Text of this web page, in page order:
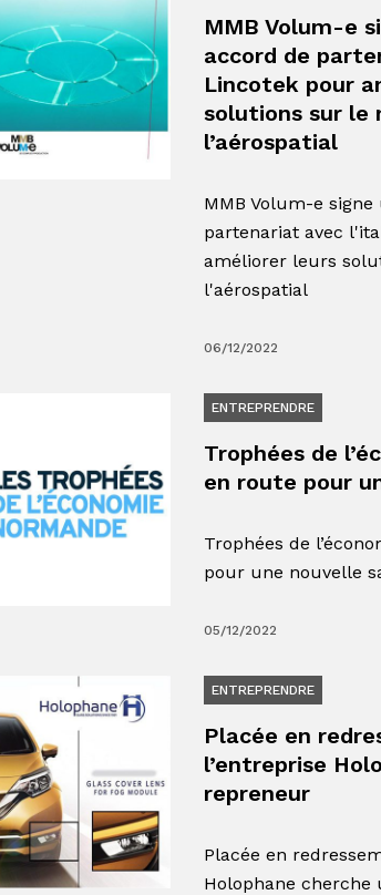
MMB Volum-e
accord de
Lincotek pour
solutions sur le
l’aérospatial
MMB Volum-e
partenariat avec
améliorer leurs
l'aérospatial
06/12/2022
ENTREPRENDRE
Trophées de
en route pour
Trophées de
pour une nouvelle
05/12/2022
ENTREPRENDRE
Placée en
l’entreprise
repreneur
Placée en
Holophane